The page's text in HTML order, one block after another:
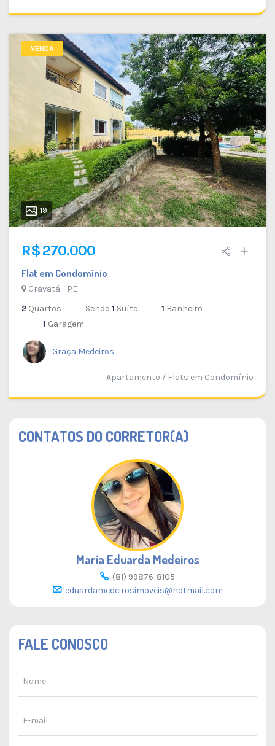
VENDA
19
R$ 270.000
Flat em Condomínio
Gravatá - PE
2 Quartos Sendo 1 Suíte 1 Banheiro
1 Garagem
Graça Medeiros
Apartamento / Flats em Condomínio
CONTATOS DO CORRETOR(A)
Maria Eduarda Medeiros
(81) 99876-8105
eduardamedeirosimoveis@hotmail.com
FALE CONOSCO